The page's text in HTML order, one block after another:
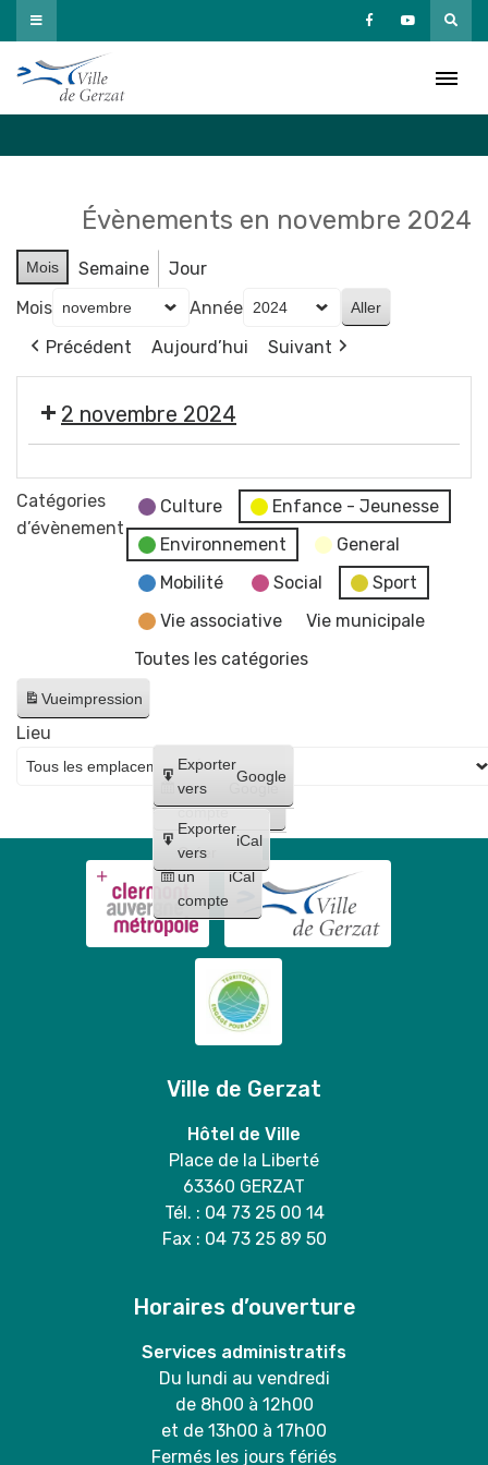
Passer
au
contenu
Évènements en novembre 2024
Mois Semaine
Jour
Mois
Année
Précédent
Aujourd’hui Suivant
2 novembre 2024
Halloween
par
Catégories
d’évènement
Culture
Enfance - Jeunesse
Environnement
General
Mobilité
Social
Sport
Vie associative
Vie municipale
Toutes les catégories
Vueimpression
Créer
un
compte
Google
Créer
un
compte
iCal
Exporter
vers
Google
Exporter
vers
iCal
Lieu
Ville de Gerzat
Hôtel de Ville
Place de la Liberté
63360 GERZAT
Tél. : 04 73 25 00 14
Fax : 04 73 25 89 50
Horaires d’ouverture
Services administratifs
Du lundi au vendredi
de 8h00 à 12h00
et de 13h00 à 17h00
Fermés les jours fériés